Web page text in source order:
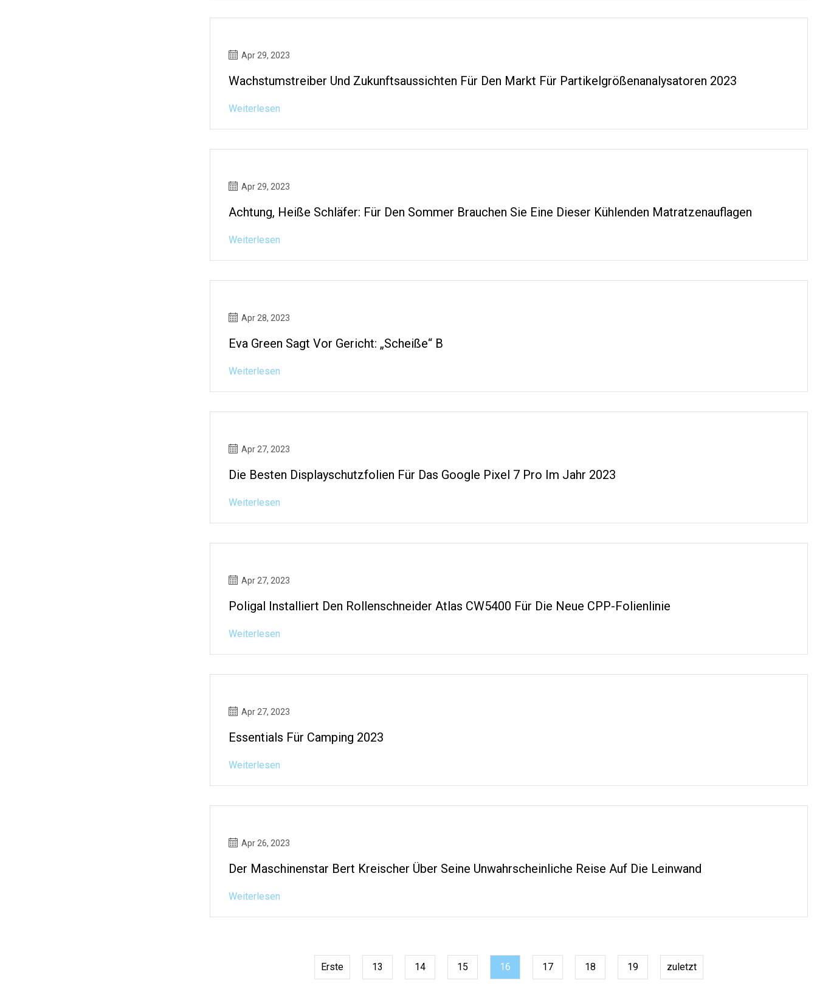
Apr 29, 2023
Wachstumstreiber Und Zukunftsaussichten Für Den Markt Für Partikelgrößenanalysatoren 2023
Weiterlesen
Apr 29, 2023
Achtung, Heiße Schläfer: Für Den Sommer Brauchen Sie Eine Dieser Kühlenden Matratzenauflagen
Weiterlesen
Apr 28, 2023
Eva Green Sagt Vor Gericht: „Scheiße“ B
Weiterlesen
Apr 27, 2023
Die Besten Displayschutzfolien Für Das Google Pixel 7 Pro Im Jahr 2023
Weiterlesen
Apr 27, 2023
Poligal Installiert Den Rollenschneider Atlas CW5400 Für Die Neue CPP-Folienlinie
Weiterlesen
Apr 27, 2023
Essentials Für Camping 2023
Weiterlesen
Apr 26, 2023
Der Maschinenstar Bert Kreischer Über Seine Unwahrscheinliche Reise Auf Die Leinwand
Weiterlesen
Erste 13 14 15 16 17 18 19 zuletzt